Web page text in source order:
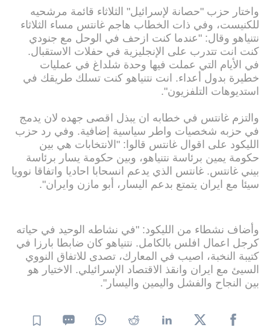
واختار حزب "حصانة لإسرائيل" الثلاثاء قائمة مرشحيه
للكنيست، وفي ذات الخطاب هاجم غانتس مساء الثلاثاء
نتنياهو وقال: "عندما كنت ازحف في الوحل مع جنودي
كنت انت تتدرب على الإنجليزية في حفلات الاستقبال.
في الأيام التي عملت فيها وحدة شلداغ في عمليات
خطيرة بدول أعداء. انت نتنياهو كنت تسلك طريقك في
استديوهات التلفزيون".
والتزم غانتس في خطابه ان يبذل اقصى جهده لان يدمج
في حزبه شخصيات واطر سياسية إضافية. وفي رد حزب
الليكود على اقوال غانتس قالوا: "الانتخابات هي بين
حكومة يمين برئاسة نتنياهو، وبين حكومة يسار برئاسة
بيني غانتس. غانتس الذي يدعم انسحابا احاديا واتفاقا نوويا
سيئا مع ايران يتمتع بدعم اليسار، أبو مازن وايران".
وأضاف نشطاء من الليكود: "في نشاطه الوحيد في حياته
كرجل اعمال افلس بالكامل. نتنياهو كان ضابطا بارزا في
كتيبة النخبة، اصيب في المعارك، تصدى للاتفاق النووي
السيئ مع ايران وانقذ الاقتصاد الإسرائيلي. الاختيار هو
بين النجاح والفشل واليمين واليسار".